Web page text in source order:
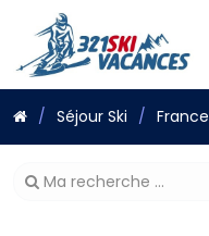
Séjour Ski France
Modifier
Ma recherche ...